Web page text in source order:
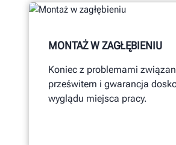
MONTAŻ W ZAGŁĘBIENIU
Koniec z problemami
prześwitem i gwarancja
wyglądu miejsca pracy.